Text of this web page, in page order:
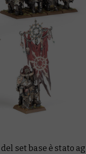
set base è stato